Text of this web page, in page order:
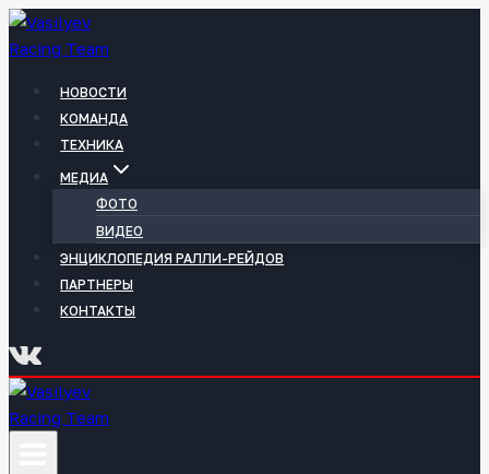
Перейти
к
НОВОСТИ
КОМАНДА
ТЕХНИКА
МЕДИА
ФОТО
ВИДЕО
ЭНЦИКЛОПЕДИЯ РАЛЛИ-РЕЙДОВ
ПАРТНЕРЫ
КОНТАКТЫ